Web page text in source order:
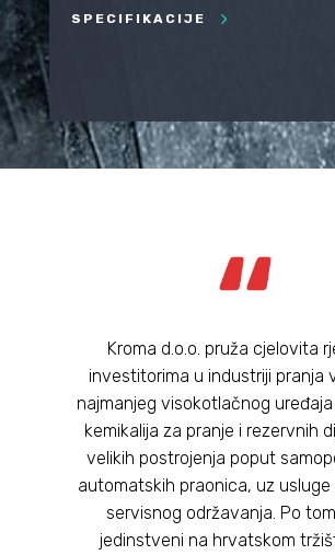
SPECIFIKACIJE
Kroma d.o.o. pruža cjelovita
investitorima u industriji pranja
najmanjeg visokotlačnog
kemikalija za pranje i rezervnih
velikih postrojenja poput
automatskih praonica, uz usluge
servisnog održavanja. Po
jedinstveni na hrvatskom